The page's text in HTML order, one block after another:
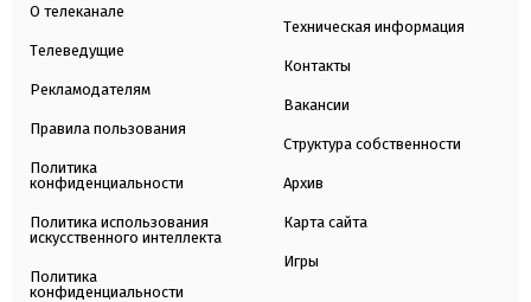
О телеканале
Телеведущие
Рекламодателям
Правила пользования
Политика
конфиденциальности
Политика использования
искусственного интеллекта
Политика
конфиденциальности
Техническая информация
Контакты
Вакансии
Структура собственности
Архив
Карта сайта
Игры